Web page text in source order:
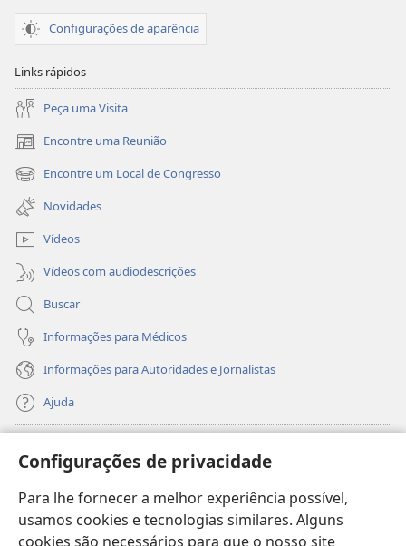
Configurações de privacidade
Para lhe fornecer a melhor experiência possível,
usamos cookies e tecnologias similares. Alguns
cookies são necessários para que o nosso site
Configurações de aparência
Links rápidos
Peça uma Visita
Encontre uma Reunião
(abre
nova
janela)
Encontre um Local de Congresso
(abre
nova
janela)
Novidades
Vídeos
Vídeos com audiodescrições
Buscar
Informações para Médicos
Informações para Autoridades e Jornalistas
Ajuda
(abre
nova
janela)
Biblioteca On-line da Torre de Vigia™
(abre
nova
janela)JW Hub